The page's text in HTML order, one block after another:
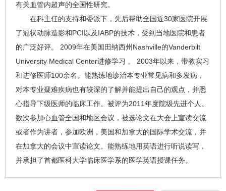
有关血管内超声的全国性研究。
在科主任的支持和委派下，先后帮助全国近30家医院开展
了冠状动脉造影和PCI以及IABP的技术，受到当地医院和患者
的广泛好评。 2009年在美国田纳西州Nashville的Vanderbilt
University Medical Center进修学习 。 2003年以来，带教实习
和进修医师100余名。能熟练地诊治本专业常见病和多发病，
对本专业疑难疾病也有较深的了解并能提出自己的观点，并悉
心指导下级医师的临床工作。被评为2011年度院级先进个人。
数次参加心血管全国和地区会议，被选论文在大会上宣读交流
或者作为讲者，参加欧洲，美国和加拿大的国际学术交流，并
在加拿大的会议中宣读论文。能熟练地用英语进行听说读写，
并承担了首都医科大学临床医学系的医学英语授课任务。